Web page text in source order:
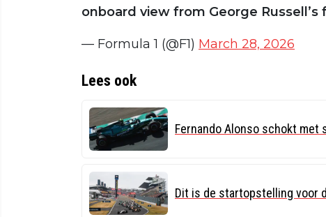
onboard view from George
— Formula 1 (@F1) March 28, 2026
Lees ook
Fernando Alonso schokt
Dit is de startopstelling voor